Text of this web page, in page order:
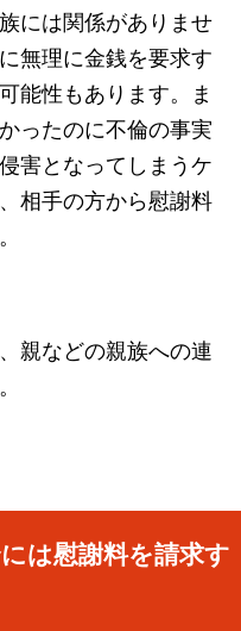
には関係がありませ
無理に金銭を要求す
能性もあります。ま
ったのに不倫の事実
害となってしまうケ
相手の方から慰謝料
親などの親族への連
慰謝料を請求す